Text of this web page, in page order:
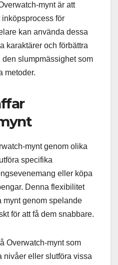
mynt är att
för
kan använda dessa
karaktärer och förbättra
slumpmässighet som
metoder.
mynt genom olika
specifika
eller köpa
Denna flexibilitet
mynt genom spelande
för att få dem snabbare.
Overwatch-mynt som
nivåer eller slutföra vissa